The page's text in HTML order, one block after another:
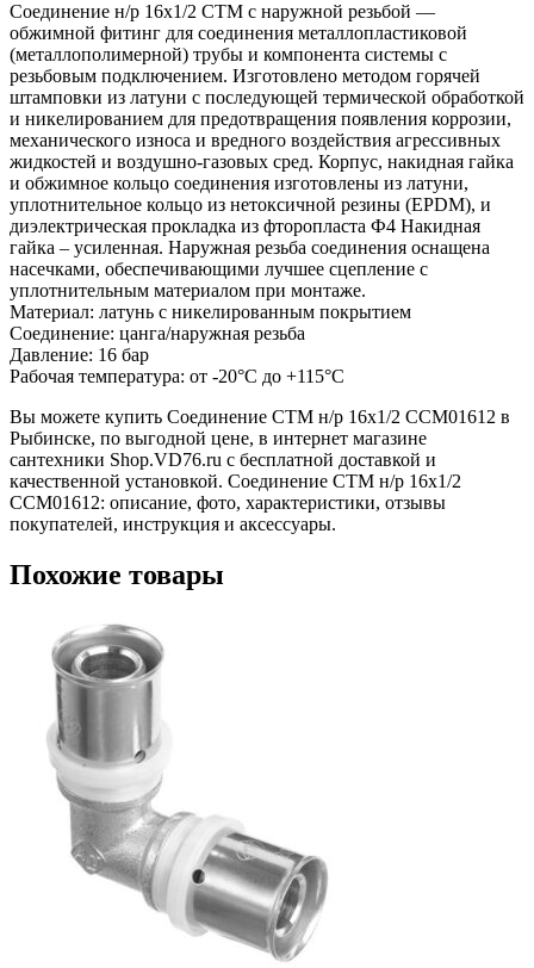
Соединение н/р 16х1/2 CTM с наружной резьбой —
обжимной фитинг для соединения металлопластиковой
(металлополимерной) трубы и компонента системы с
резьбовым подключением. Изготовлено методом горячей
штамповки из латуни с последующей термической обработкой
и никелированием для предотвращения появления коррозии,
механического износа и вредного воздействия агрессивных
жидкостей и воздушно-газовых сред. Корпус, накидная гайка
и обжимное кольцо соединения изготовлены из латуни,
уплотнительное кольцо из нетоксичной резины (EPDM), и
диэлектрическая прокладка из фторопласта Ф4 Накидная
гайка – усиленная. Наружная резьба соединения оснащена
насечками, обеспечивающими лучшее сцепление с
уплотнительным материалом при монтаже.
Материал: латунь с никелированным покрытием
Соединение: цанга/наружная резьба
Давление: 16 бар
Рабочая температура: от -20°С до +115°С
Вы можете купить Соединение CTM н/р 16х1/2 CCM01612 в
Рыбинске, по выгодной цене, в интернет магазине
сантехники Shop.VD76.ru с бесплатной доставкой и
качественной установкой. Соединение CTM н/р 16х1/2
CCM01612: описание, фото, характеристики, отзывы
покупателей, инструкция и аксессуары.
Похожие товары